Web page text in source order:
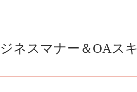
ネスマナー＆OAスキ